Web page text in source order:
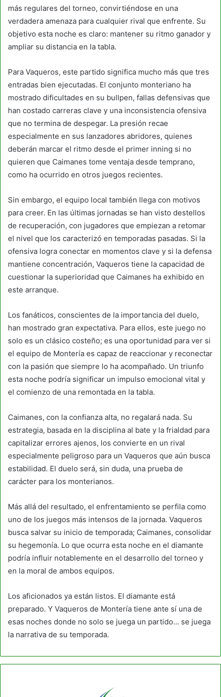
más regulares del torneo, convirtiéndose en una
verdadera amenaza para cualquier rival que enfrente. Su
objetivo esta noche es claro: mantener su ritmo ganador y
ampliar su distancia en la tabla.
Para Vaqueros, este partido significa mucho más que tres
entradas bien ejecutadas. El conjunto monteriano ha
mostrado dificultades en su bullpen, fallas defensivas que
han costado carreras clave y una inconsistencia ofensiva
que no termina de despegar. La presión recae
especialmente en sus lanzadores abridores, quienes
deberán marcar el ritmo desde el primer inning si no
quieren que Caimanes tome ventaja desde temprano,
como ha ocurrido en otros juegos recientes.
Sin embargo, el equipo local también llega con motivos
para creer. En las últimas jornadas se han visto destellos
de recuperación, con jugadores que empiezan a retomar
el nivel que los caracterizó en temporadas pasadas. Si la
ofensiva logra conectar en momentos clave y si la defensa
mantiene concentración, Vaqueros tiene la capacidad de
cuestionar la superioridad que Caimanes ha exhibido en
este arranque.
Los fanáticos, conscientes de la importancia del duelo,
han mostrado gran expectativa. Para ellos, este juego no
solo es un clásico costeño; es una oportunidad para ver si
el equipo de Montería es capaz de reaccionar y reconectar
con la pasión que siempre lo ha acompañado. Un triunfo
esta noche podría significar un impulso emocional vital y
el comienzo de una remontada en la tabla.
Caimanes, con la confianza alta, no regalará nada. Su
estrategia, basada en la disciplina al bate y la frialdad para
capitalizar errores ajenos, los convierte en un rival
especialmente peligroso para un Vaqueros que aún busca
estabilidad. El duelo será, sin duda, una prueba de
carácter para los monterianos.
Más allá del resultado, el enfrentamiento se perfila como
uno de los juegos más intensos de la jornada. Vaqueros
busca salvar su inicio de temporada; Caimanes, consolidar
su hegemonía. Lo que ocurra esta noche en el diamante
podría influir notablemente en el desarrollo del torneo y
en la moral de ambos equipos.
Los aficionados ya están listos. El diamante está
preparado. Y Vaqueros de Montería tiene ante sí una de
esas noches donde no solo se juega un partido… se juega
la narrativa de su temporada.